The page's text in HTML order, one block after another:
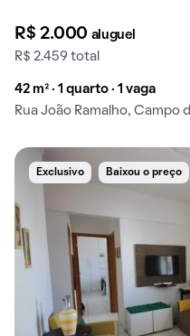
R$ 2.000 aluguel
R$ 2.459 total
42 m² · 1 quarto · 1 vaga
Rua João Ramalho, Campo
Exclusivo Baixou o preço